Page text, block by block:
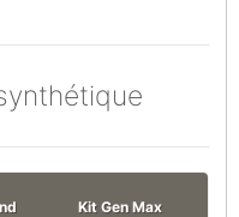
Kit Gen Max